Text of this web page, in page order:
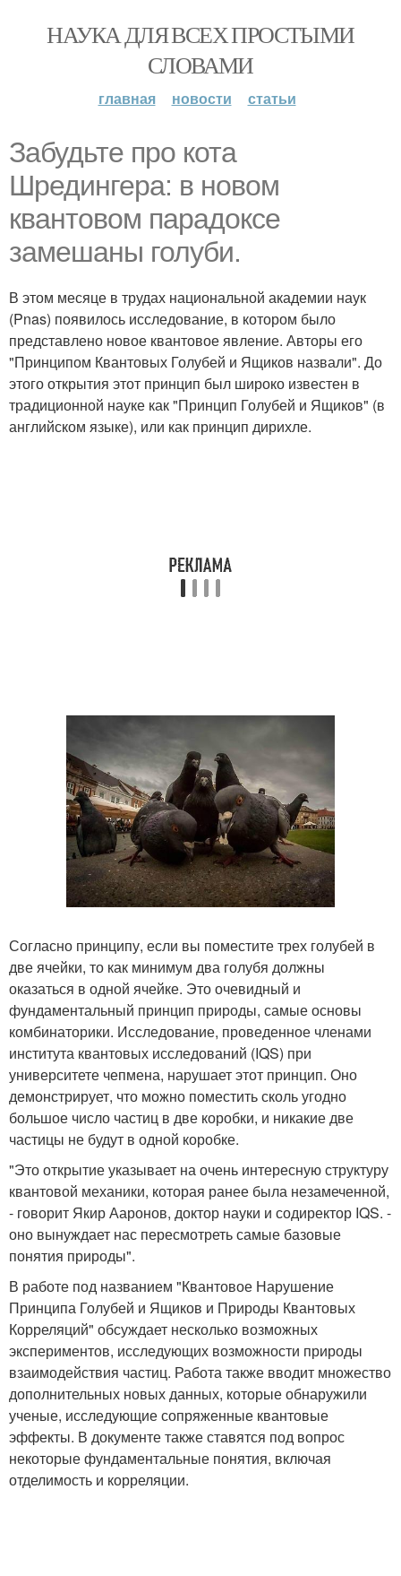
НАУКА ДЛЯ ВСЕХ ПРОСТЫМИ
СЛОВАМИ
главная новости статьи
Забудьте про кота
Шредингера: в новом
квантовом парадоксе
замешаны голуби.
В этом месяце в трудах национальной академии наук
(Pnas) появилось исследование, в котором было
представлено новое квантовое явление. Авторы его
"Принципом Квантовых Голубей и Ящиков назвали". До
этого открытия этот принцип был широко известен в
традиционной науке как "Принцип Голубей и Ящиков" (в
английском языке), или как принцип дирихле.
Согласно принципу, если вы поместите трех голубей в
две ячейки, то как минимум два голубя должны
оказаться в одной ячейке. Это очевидный и
фундаментальный принцип природы, самые основы
комбинаторики. Исследование, проведенное членами
института квантовых исследований (IQS) при
университете чепмена, нарушает этот принцип. Оно
демонстрирует, что можно поместить сколь угодно
большое число частиц в две коробки, и никакие две
частицы не будут в одной коробке.
"Это открытие указывает на очень интересную структуру
квантовой механики, которая ранее была незамеченной,
- говорит Якир Ааронов, доктор науки и содиректор IQS. -
оно вынуждает нас пересмотреть самые базовые
понятия природы".
В работе под названием "Квантовое Нарушение
Принципа Голубей и Ящиков и Природы Квантовых
Корреляций" обсуждает несколько возможных
экспериментов, исследующих возможности природы
взаимодействия частиц. Работа также вводит множество
дополнительных новых данных, которые обнаружили
ученые, исследующие сопряженные квантовые
эффекты. В документе также ставятся под вопрос
некоторые фундаментальные понятия, включая
отделимость и корреляции.